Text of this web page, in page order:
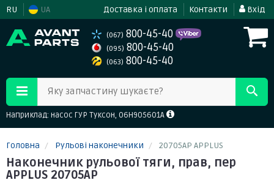
RU UA Доставка і оплата Контакти Вхід
(067) 800-45-40
(095) 800-45-40
(063) 800-45-40
Яку запчастину шукаєте?
Наприклад: насос ГУР Туксон, 06H905601A
Головна Рульові наконечники 20705AP APPLUS
Наконечник рульової тяги, прав, пер
APPLUS 20705AP